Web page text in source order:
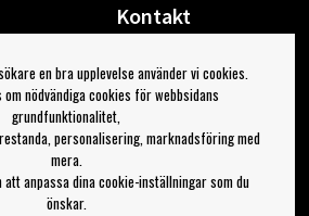
Kontakt
Din sida
Logga ut
ha tips från Bengans
en bra upplevelse använder vi cookies.
nödvändiga cookies för webbsidans
grundfunktionalitet,
personalisering, marknadsföring med
mera.
att anpassa dina cookie-inställningar som du
önskar.